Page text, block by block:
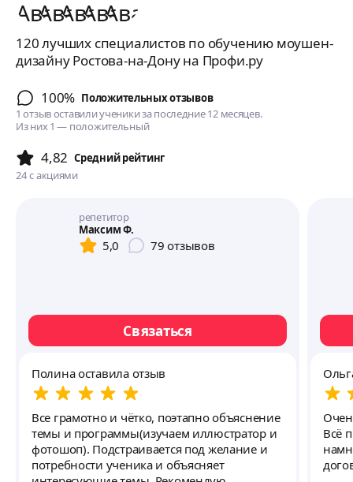
120 лучших специалистов по обучению моушен-
дизайну Ростова-на-Дону на Профи.ру
100% Положительных отзывов
1 отзыв оставили ученики за последние 12 месяцев.
Из них 1 — положительный
4,82 Cредний рейтинг
24 с акциями
репетитор
Максим Ф.
5,0 79 отзывов
Связаться
Полина оставила отзыв
Все грамотно и чётко, поэтапно объяснение
темы и программы(изучаем иллюстратор и
фотошоп). Подстраивается под желание и
потребности ученика и объясняет
Всё